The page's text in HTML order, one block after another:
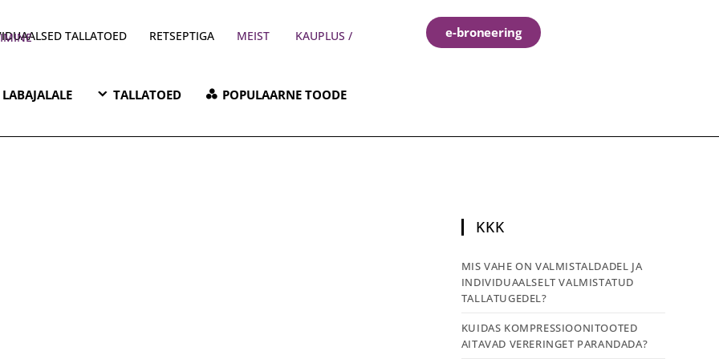
TALLATOED RETSEPTIGA MEIST e-broneering
LABAJALALE TALLATOED POPULAARNE TOODE
KKK
MIS VAHE ON VALMISTALDADEL JA
INDIVIDUAALSELT VALMISTATUD
TALLATUGEDEL?
KUIDAS KOMPRESSIOONITOOTED
AITAVAD VERERINGET PARANDADA?